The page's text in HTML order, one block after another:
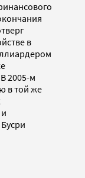
в
2005-м
в той же